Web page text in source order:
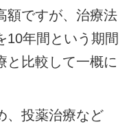
額ですが、治療法
10年間という期間
と比較して一概に
、投薬治療など